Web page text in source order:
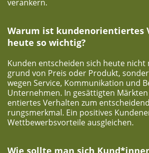
verankern.
War­um ist kun­den­ori­en­tier­tes
heu­te so wichtig?
Kun­den ent­schei­den sich heu­te
grund von Preis oder Pro­dukt,
wegen Ser­vice, Kom­mu­ni­ka­ti­on und
Unter­neh­men. In gesät­tig­ten
en­tier­tes Ver­hal­ten zum
rungs­merk­mal. Ein posi­ti­ves
Wett­be­werbs­vor­tei­le ausgleichen.
Wie soll­te man sich